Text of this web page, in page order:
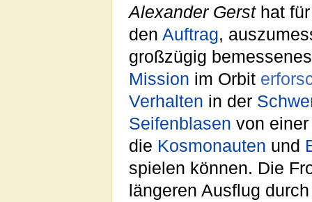
Alexander Gersthat für
den Auftrag,
großzügig
Mission im Orbit
Verhalten in der
Seifenblasen von
die Kosmonauten und
spielen können. Die
längeren Ausflug